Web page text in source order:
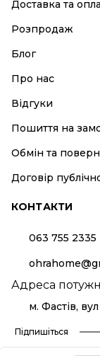
Доставка та
Розпродаж
Блог
Про нас
Відгуки
Пошиття на
Обмін та
Договір
КОНТАКТИ
063 755 2335
Адреса
м. Фастів,
Підпишіться
Політика